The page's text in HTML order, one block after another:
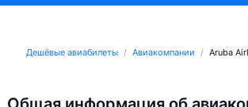
Дешёвые авиабилеты Авиакомпании Aruba